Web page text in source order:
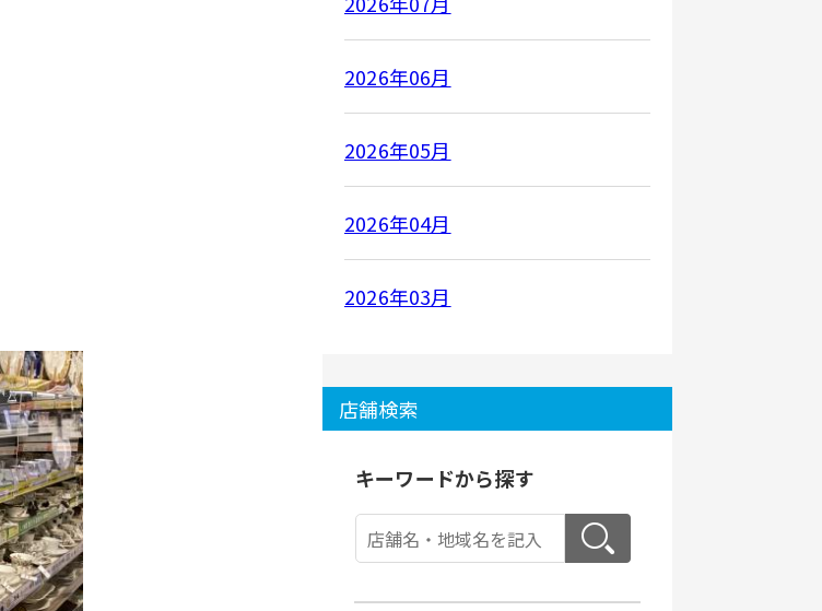
2026年06月
2026年05月
2026年04月
2026年03月
店舗検索
キーワードから探す